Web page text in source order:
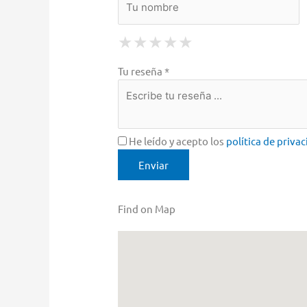
★ 1 Star
★ ★ 2 Stars
★ ★ ★ 3 Stars
★ ★ ★ ★ 4 Stars
★ ★ ★ ★ ★
Tu reseña *
He leído y acepto los política de
Find on Map